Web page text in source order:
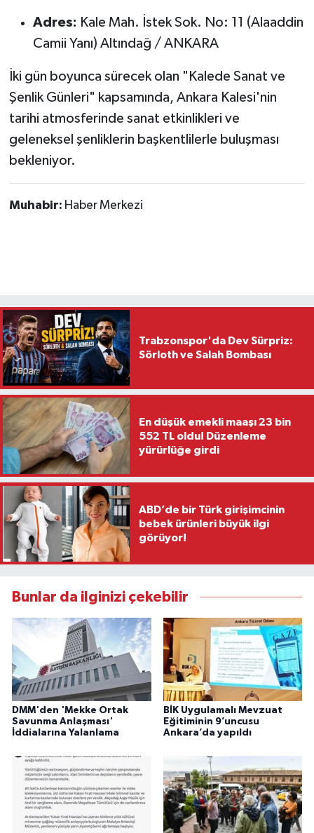
Adres: Kale Mah. İstek Sok. No: 11 (Alaaddin
Camii Yanı) Altındağ / ANKARA
İki gün boyunca sürecek olan "Kalede Sanat ve
Şenlik Günleri" kapsamında, Ankara Kalesi'nin
tarihi atmosferinde sanat etkinlikleri ve
geleneksel şenliklerin başkentlilerle buluşması
bekleniyor.
Muhabir: Haber Merkezi
Trabzonspor'da Dev Sürpriz:
Sörloth ve Salah Bombası
En düşük emekli maaşı 23 bin
552 TL oldu! Düzenleme
yürürlüğe girdi
ABD’de bir Türk girişimcinin
bebek ürünleri büyük ilgi
görüyor!
Bunlar da ilginizi çekebilir
DMM'den 'Mekke Ortak
Savunma Anlaşması'
İddialarına Yalanlama
BİK Uygulamalı Mevzuat
Eğitiminin 9’uncusu
Ankara’da yapıldı